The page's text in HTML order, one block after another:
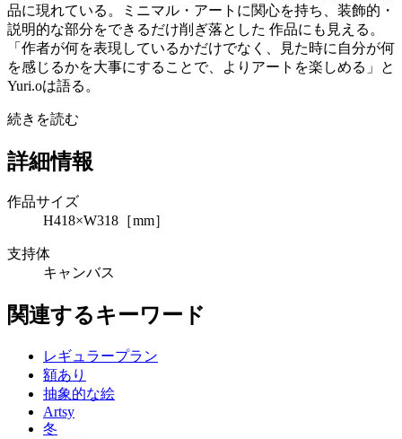
品に現れている。ミニマル・アートに関心を持ち、装飾的・
説明的な部分をできるだけ削ぎ落とした 作品にも見える。
「作者が何を表現しているかだけでなく、見た時に自分が何
を感じるかを大事にすることで、よりアートを楽しめる」と
Yuri.oは語る。
続きを読む
詳細情報
作品サイズ
H418×W318［mm］
支持体
キャンバス
関連するキーワード
レギュラープラン
額あり
抽象的な絵
Artsy
冬